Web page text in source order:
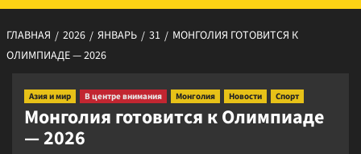
ГЛАВНАЯ 2026 ЯНВАРЬ 31
МОНГОЛИЯ ГОТОВИТСЯ К
ОЛИМПИАДЕ — 2026
Азия и мир В центре внимания Монголия Новости Спорт
Монголия готовится к Олимпиаде
— 2026